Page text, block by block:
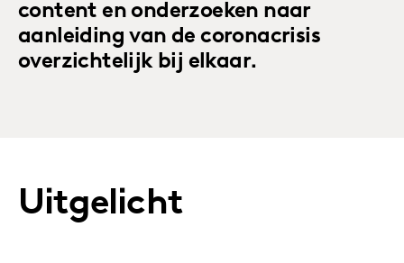
content en onderzoeken naar
aanleiding van de coronacrisis
overzichtelijk bij elkaar.
Uitgelicht